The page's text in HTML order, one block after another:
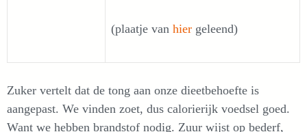
(plaatje van hier geleend)
Zuker vertelt dat de tong aan onze dieetbehoefte is
aangepast. We vinden zoet, dus calorierijk voedsel goed.
Want we hebben brandstof nodig. Zuur wijst op bederf,